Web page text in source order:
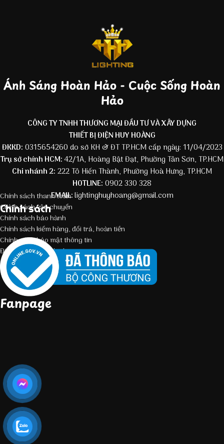
Ánh Sáng Hoàn Hảo - Cuộc Sống Hoàn
Hảo
CÔNG TY TNHH THƯƠNG MẠI ĐẦU TƯ VÀ XÂY DỰNG
THIẾT BỊ ĐIỆN HUY HOÀNG
ĐKKD: 0315654260 do sở KH & ĐT TP.HCM cấp ngày: 11/04/2023
Trụ sở chính HCM:42/1A, Hoàng Bật Đạt, Phường Tân Sơn, TP.HCM
Chi nhánh 2: 222 Tô Hiến Thành, Phường Hoà Hưng, TP.HCM
HOTLINE: 0902 330 328
EMAIL:lightinghuyhoang@gmail.com
Chính sách
Chính sách thanh toán
Chính sách vận chuyển
Chính sách bảo hành
Chính sách kiểm hàng, đổi trả, hoàn tiền
Chính sách bảo mật thông tin
Điều kiện giao dịch chung
Fanpage